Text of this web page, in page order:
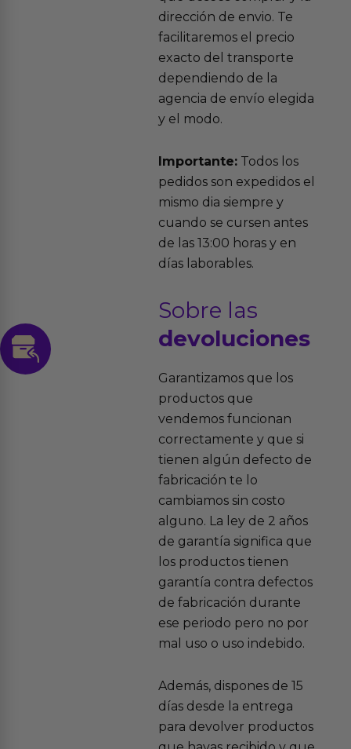
dirección de envio. Te
facilitaremos el precio
exacto del transporte
dependiendo de la
agencia de envío elegida
y el modo.
Importante:Todos los
pedidos son expedidos el
mismo dia siempre y
cuando se cursen antes
de las 13:00 horas y en
días laborables.
Sobre las
devoluciones
Garantizamos que los
productos que
vendemos funcionan
correctamente y que si
tienen algún defecto de
fabricación te lo
cambiamos sin costo
alguno. La ley de 2 años
de garantía significa que
los productos tienen
garantía contra defectos
de fabricación durante
ese periodo pero no por
mal uso o uso indebido.
Además, dispones de 15
días desde la entrega
para devolver productos